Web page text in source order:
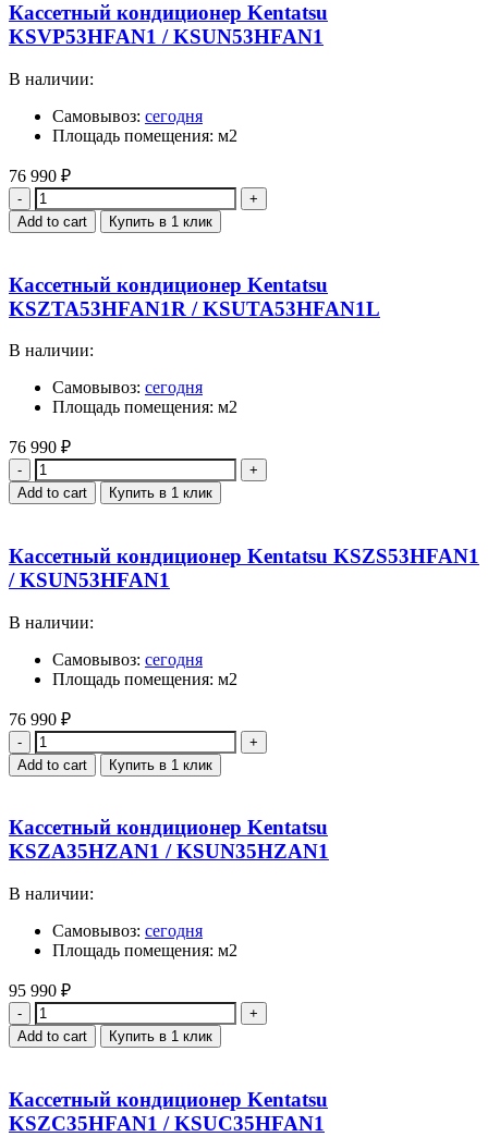
Кассетный кондиционер Kentatsu
KSVP53HFAN1 / KSUN53HFAN1
В наличии:
Самовывоз: сегодня
Площадь помещения: м2
76 990 ₽
Quantity
Add to cart Купить в 1 клик
Кассетный кондиционер Kentatsu
KSZTA53HFAN1R / KSUTA53HFAN1L
В наличии:
Самовывоз: сегодня
Площадь помещения: м2
76 990 ₽
Quantity
Add to cart Купить в 1 клик
Кассетный кондиционер Kentatsu KSZS53HFAN1
/ KSUN53HFAN1
В наличии:
Самовывоз: сегодня
Площадь помещения: м2
76 990 ₽
Quantity
Add to cart Купить в 1 клик
Кассетный кондиционер Kentatsu
KSZA35HZAN1 / KSUN35HZAN1
В наличии:
Самовывоз: сегодня
Площадь помещения: м2
95 990 ₽
Quantity
Add to cart Купить в 1 клик
Кассетный кондиционер Kentatsu
KSZC35HFAN1 / KSUC35HFAN1